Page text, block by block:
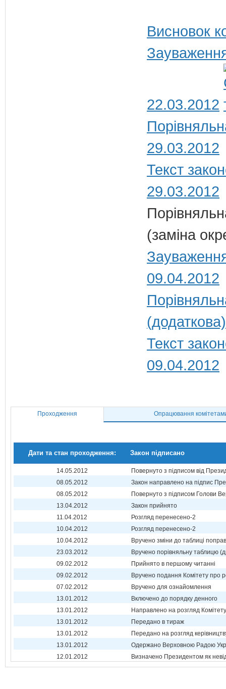
Висновок
22.03.2012
29.03.2012
Текст
29.03.2012
(заміна
09.04.2012
Текст
09.04.2012
Проходження Опрацювання
Дати та стан проходження: Закон підписано
14.05.2012
Повернуто з підписом від
08.05.2012
Закон направлено на підпис
08.05.2012
Повернуто з підписом Голови
13.04.2012
Закон прийнято
11.04.2012
Розгляд перенесено-2
10.04.2012
Розгляд перенесено-2
10.04.2012
Вручено зміни до таблиці
23.03.2012
Вручено порівняльну таблицю
09.02.2012
Прийнято в першому читанні
09.02.2012
Вручено подання Комітету про
07.02.2012
Вручено для ознайомлення
13.01.2012
Включено до порядку денного
13.01.2012
Направлено на розгляд Комітету
13.01.2012
Передано в тираж
13.01.2012
Передано на розгляд
13.01.2012
Одержано Верховною Радою
12.01.2012
Визначено Президентом як